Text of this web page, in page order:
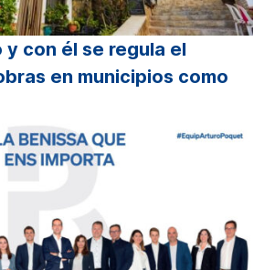
y con él se regula el
en municipios como